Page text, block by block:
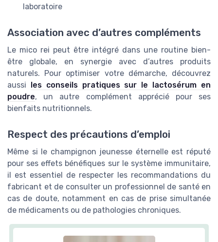
laboratoire
Association avec d’autres compléments
Le mico rei peut être intégré dans une routine bien-
être globale, en synergie avec d’autres produits
naturels. Pour optimiser votre démarche, découvrez
aussi les conseils pratiques sur le lactosérum en
poudre, un autre complément apprécié pour ses
bienfaits nutritionnels.
Respect des précautions d’emploi
Même si le champignon jeunesse éternelle est réputé
pour ses effets bénéfiques sur le système immunitaire,
il est essentiel de respecter les recommandations du
fabricant et de consulter un professionnel de santé en
cas de doute, notamment en cas de prise simultanée
de médicaments ou de pathologies chroniques.